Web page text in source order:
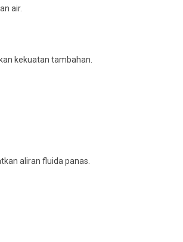
air.
kekuatan tambahan.
aliran fluida panas.